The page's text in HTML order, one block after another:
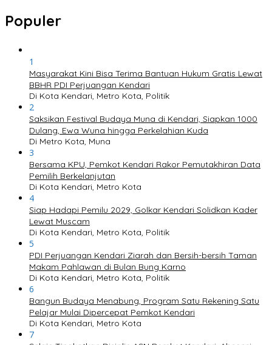
Populer
1
Masyarakat Kini Bisa Terima Bantuan Hukum Gratis Lewat
BBHR PDI Perjuangan Kendari
Di Kota Kendari, Metro Kota, Politik
2
Saksikan Festival Budaya Muna di Kendari, Siapkan 1000
Dulang, Ewa Wuna hingga Perkelahian Kuda
Di Metro Kota, Muna
3
Bersama KPU, Pemkot Kendari Rakor Pemutakhiran Data
Pemilih Berkelanjutan
Di Kota Kendari, Metro Kota
4
Siap Hadapi Pemilu 2029, Golkar Kendari Solidkan Kader
Lewat Muscam
Di Kota Kendari, Metro Kota, Politik
5
PDI Perjuangan Kendari Ziarah dan Bersih-bersih Taman
Makam Pahlawan di Bulan Bung Karno
Di Kota Kendari, Metro Kota, Politik
6
Bangun Budaya Menabung, Program Satu Rekening Satu
Pelajar Mulai Dipercepat Pemkot Kendari
Di Kota Kendari, Metro Kota
7